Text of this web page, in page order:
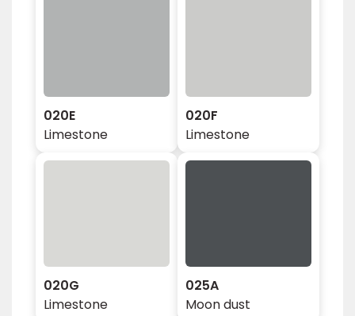
020E
Limestone
020F
Limestone
020G
Limestone
025A
Moon dust